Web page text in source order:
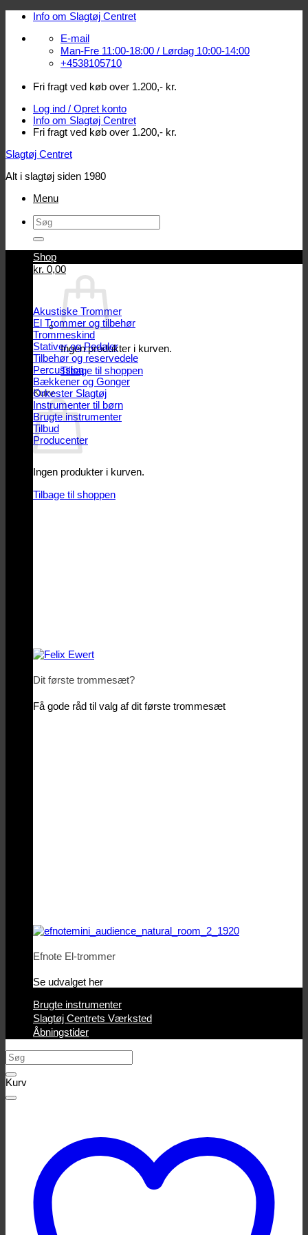
Fortsæt
indhold
Info om Slagtøj Centret
E-mail
Man-Fre 11:00-18:00 / Lørdag 10:00-14:00
+4538105710
Fri fragt ved køb over 1.200,- kr.
Log ind / Opret konto
Info om Slagtøj Centret
Fri fragt ved køb over 1.200,- kr.
Slagtøj Centret
Alt i slagtøj siden 1980
Menu
Søg
efter:
Log ind / Opret konto
kr. 0,00
Ingen produkter i kurven.
Tilbage til shoppen
Kurv
Ingen produkter i kurven.
Tilbage til shoppen
Shop
Akustiske Trommer
El Trommer og tilbehør
Trommeskind
Stativer og Pedaler
Tilbehør og reservedele
Percussion
Bækkener og Gonger
Orkester Slagtøj
Instrumenter til børn
Brugte instrumenter
Tilbud
Producenter
Dit første trommesæt?
Få gode råd til valg af dit første trommesæt
Efnote El-trommer
Se udvalget her
Brugte instrumenter
Slagtøj Centrets Værksted
Åbningstider
Søg
efter:
Kurv